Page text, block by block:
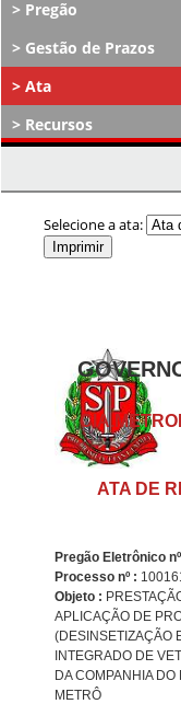
Pregão
Gestão de Prazos
Ata
Recursos
Selecione a ata:
ATA DE
Pregão Eletrônico
Processo nº :
Objeto :
APLICAÇÃO DE
(DESINSETIZAÇÃO
INTEGRADO DE
DA COMPANHIA
METRÔ